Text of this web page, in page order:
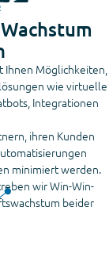
Ihnen Möglichkeiten,
wie virtuelle
Integrationen
ihren Kunden
minimiert werden.
wir Win-Win-
beider